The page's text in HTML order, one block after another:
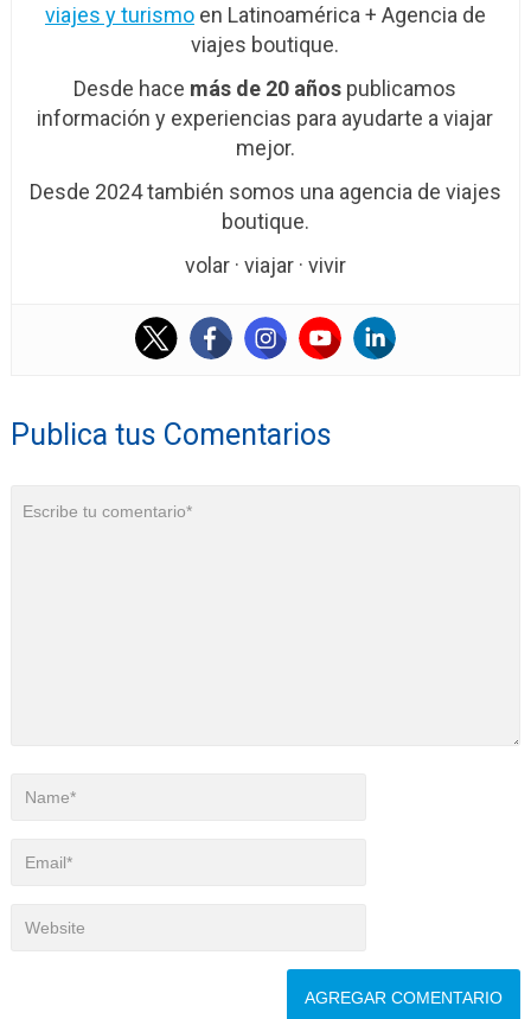
viajes y turismoen Latinoamérica + Agencia de
viajes boutique.
Desde hace más de 20 años publicamos
información y experiencias para ayudarte a viajar
mejor.
Desde 2024 también somos una agencia de viajes
boutique.
volar · viajar · vivir
Publica tus Comentarios